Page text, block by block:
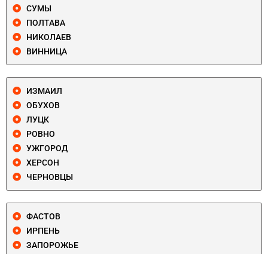
СУМЫ
ПОЛТАВА
НИКОЛАЕВ
ВИННИЦА
ИЗМАИЛ
ОБУХОВ
ЛУЦК
РОВНО
УЖГОРОД
ХЕРСОН
ЧЕРНОВЦЫ
ФАСТОВ
ИРПЕНЬ
ЗАПОРОЖЬЕ